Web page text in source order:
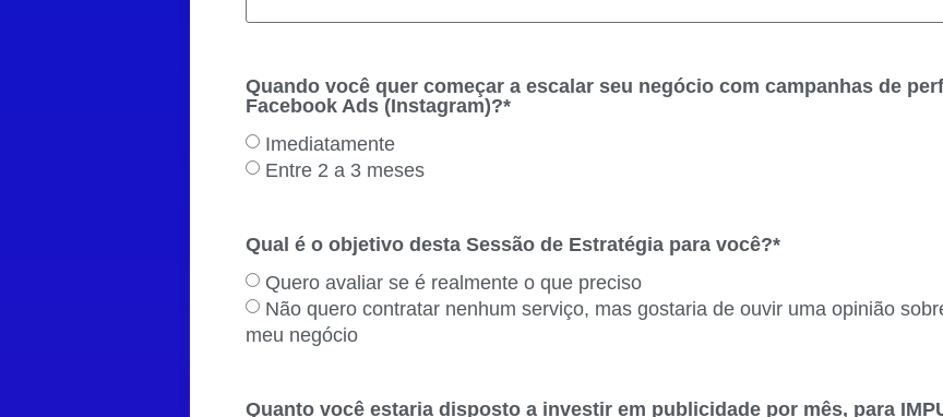
Quando você quer começar a escalar seu negócio com campanhas de
Facebook Ads (Instagram)?*
Imediatamente
Entre 2 a 3 meses
Qual é o objetivo desta Sessão de Estratégia para você?*
Quero avaliar se é realmente o que preciso
Não quero contratar nenhum serviço, mas gostaria de ouvir uma opinião
meu negócio
Quanto você estaria disposto a investir em publicidade por mês, para